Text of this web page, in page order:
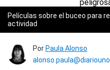
Películas sobre el buceo para
actividad
Por Paula Alonso